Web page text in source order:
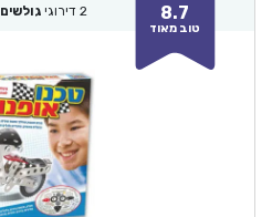
8.7
טוב מאוד
2 דירוגי גולשים